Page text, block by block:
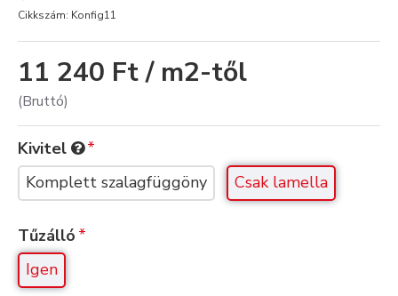
11 240 Ft / m2-től
(Bruttó)
Cikkszám: Konfig11
Kivitel
Komplett szalagfüggöny
Csak lamella
Tűzálló
Igen